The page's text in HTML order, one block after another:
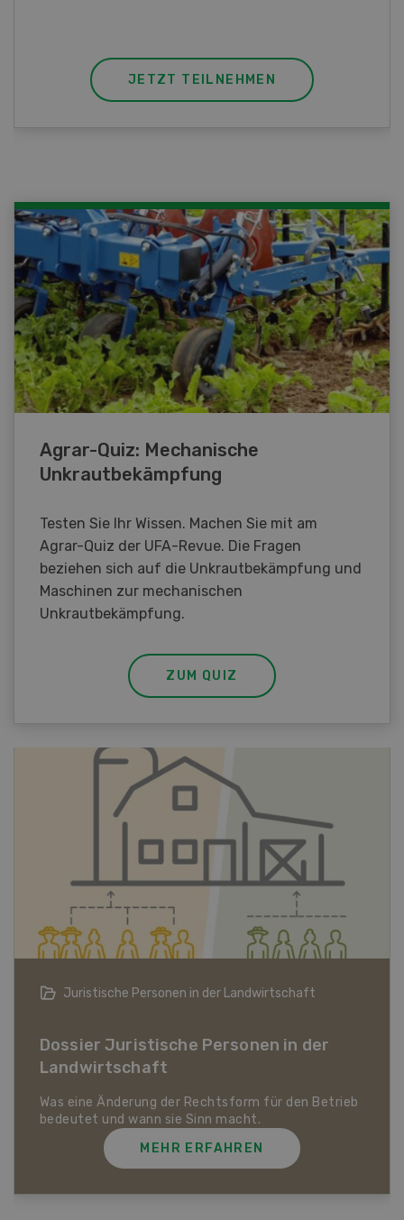
JETZT TEILNEHMEN
Agrar-Quiz: Mechanische
Unkrautbekämpfung
Testen Sie Ihr Wissen. Machen Sie mit am
Agrar-Quiz der UFA-Revue. Die Fragen
beziehen sich auf die Unkrautbekämpfung und
Maschinen zur mechanischen
Unkrautbekämpfung.
ZUM QUIZ
Bio-Artikel
Dossier Bio-Artikel
MEHR ERFAHREN